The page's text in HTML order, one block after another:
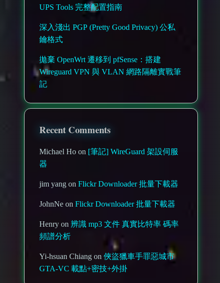
UPS Tools 完整配置指南
深入淺出 PGP (Pretty Good Privacy) 公私
鑰格式
拋棄 OpenWrt 遷移到 pfSense：搭建
Wireguard VPN 與 VLAN 網路隔離實戰筆
記
Recent Comments
Michael Ho on [筆記] WireGuard 架設伺服
器
jim yang onFlickr Downloader 批量下載器
JohnNe onFlickr Downloader 批量下載器
Henry on辨識 mp3 文件 真實比特率 碼率
頻譜分析
Yi-hsuan Chiang on俠盜獵車手罪惡城市
GTA-VC 載點+密技+外掛